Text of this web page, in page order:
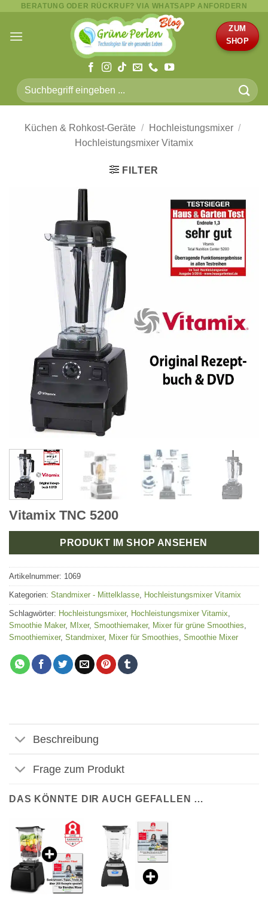
springen
BERATUNG ODER RÜCKRUF? VIA WHATSAPP ANFORDERN
ZUM
SHOP
Suche
nach:
Küchen & Rohkost-Geräte / Hochleistungsmixer /
Hochleistungsmixer Vitamix
FILTER
Vitamix TNC 5200
PRODUKT IM SHOP ANSEHEN
Artikelnummer: 1069
Kategorien: Standmixer - Mittelklasse Hochleistungsmixer Vitamix
Schlagwörter: Hochleistungsmixer, Hochleistungsmixer Vitamix
Smoothie Maker, MIxer, Smoothiemaker, Mixer für grüne Smoothies
Smoothiemixer, Standmixer, Mixer für Smoothies Smoothie Mixer
Beschreibung
Frage zum Produkt
DAS KÖNNTE DIR AUCH GEFALLEN …